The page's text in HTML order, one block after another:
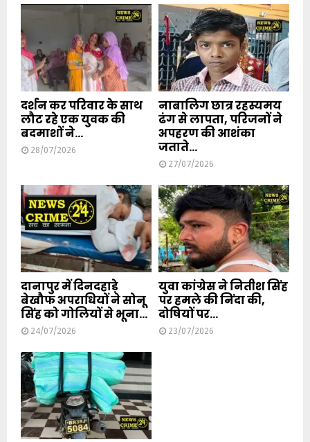
दर्शन कर परिवार के साथ
लौट रहे एक युवक की
बदमाशों ने...
28/07/2026
नाबालिग छात्र रहस्यमय
ढंग से लापता, परिजनों ने
अपहरण की आशंका
जताते...
27/07/2026
दानापुर में दिनदहाड़े
बेखौफ अपराधियों ने सोनू
सिंह को गोलियों से भूना...
24/07/2026
युवा कांग्रेस ने नितीश सिंह
पर हमले की निंदा की,
दोषियों पर...
23/07/2026